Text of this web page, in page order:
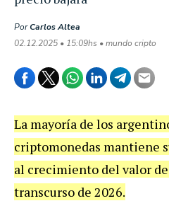
PorCarlos Altea
02.12.2025 • 15:09hs • mundo cripto
La mayoría de los
criptomonedas mantiene
al crecimiento del valor
transcurso de 2026.